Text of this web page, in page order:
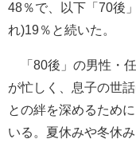
48％で、以下「70後
れ)19％と続いた。
「80後」の男性・
が忙しく、息子の世
との絆を深めるため
いる。夏休みや冬休